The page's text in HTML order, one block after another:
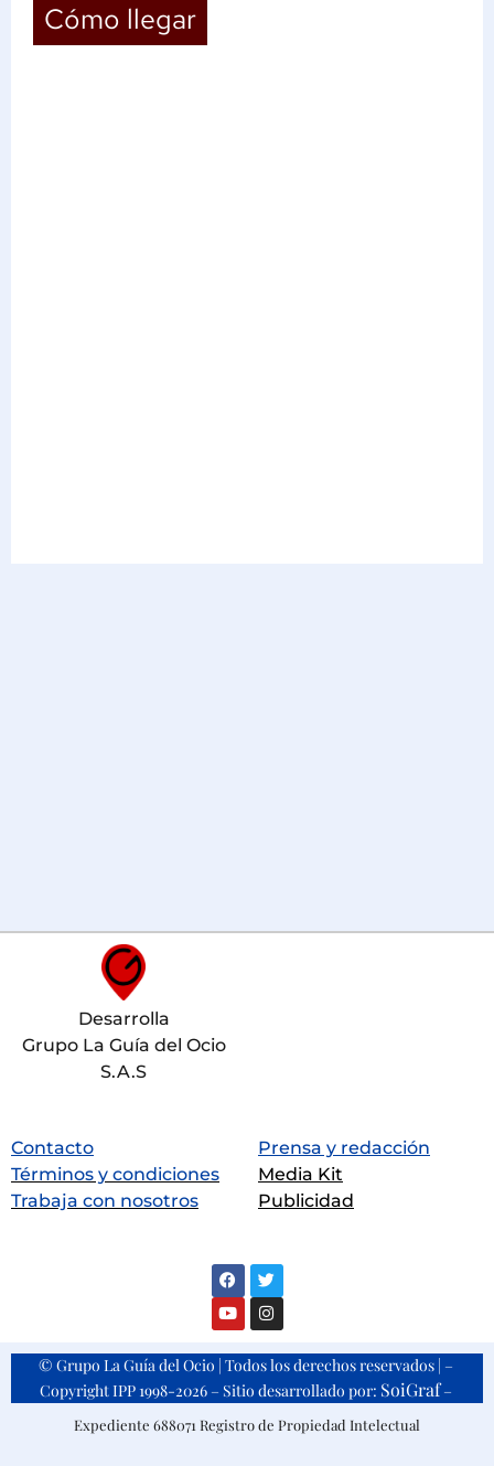
Cómo llegar
Desarrolla
Grupo La Guía del Ocio
S.A.S
Contacto
Términos y condiciones
Trabaja con nosotros
Prensa y redacción
Media Kit
Publicidad
© Grupo La Guía del Ocio | Todos los derechos reservados | –
Copyright IPP 1998-2026 – Sitio desarrollado por: SoiGraf–
Expediente 688071 Registro de Propiedad Intelectual